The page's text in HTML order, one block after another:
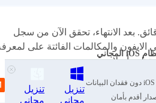
بعد الانتهاء، تحقق الآن من سجل
الايفون والمكالمات الفائتة على
أم لا.
ReiBoot - برنامج إصلاح نظام iOS المجاني
أصلح أكثر من 150 مشكلة في iOS دون فقدان البيانات
تنزيل
مجاني
تنزيل
مجاني